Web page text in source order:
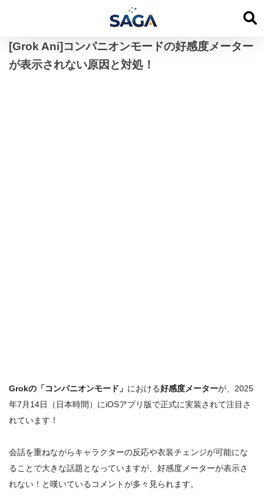
[Grok Ani]コンパニオンモードの好感度メーター
が表示されない原因と対処！
Grokの「コンパニオンモード」 における好感度メーターが、2025
年7月14日（日本時間）にiOSアプリ版で正式に実装されて注目さ
れています！
会話を重ねながらキャラクターの反応や衣装チェンジが可能にな
ることで大きな話題となっていますが、 好感度メーターが表示さ
れない！ と嘆いているコメントが多々見られます。